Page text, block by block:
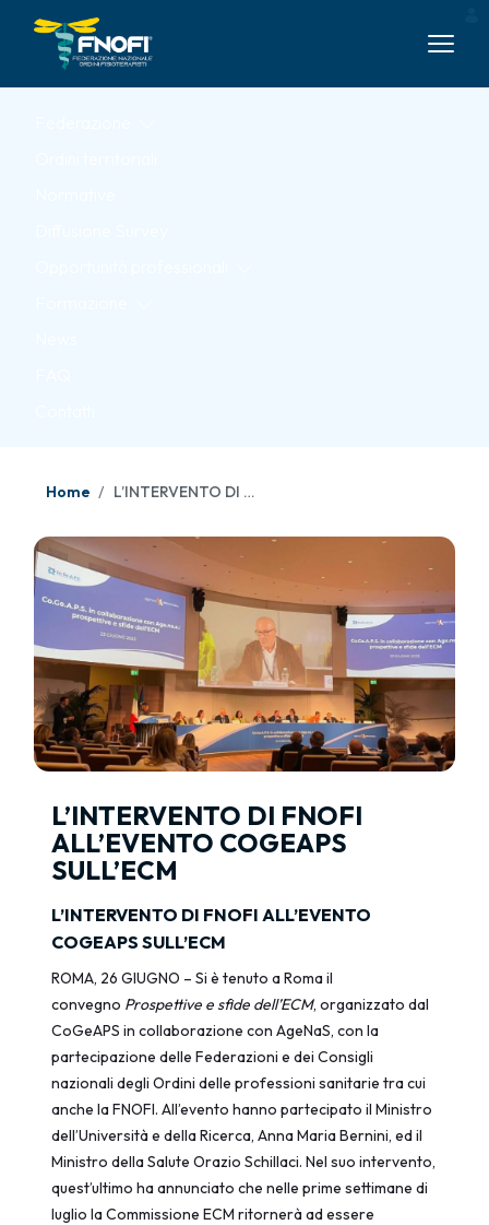
Skip to Main Content
Home L’INTERVENTO DI FNOFI ALL’EVENTO COGEAPS SULL’ECM
L’INTERVENTO DI FNOFI
ALL’EVENTO COGEAPS
SULL’ECM
L’INTERVENTO DI FNOFI ALL’EVENTO
COGEAPS SULL’ECM
ROMA, 26 GIUGNO – Si è tenuto a Roma il
convegno Prospettive e sfide dell’ECM, organizzato dal
CoGeAPS in collaborazione con AgeNaS, con la
partecipazione delle Federazioni e dei Consigli
nazionali degli Ordini delle professioni sanitarie tra cui
anche la FNOFI. All’evento hanno partecipato il Ministro
dell’Università e della Ricerca, Anna Maria Bernini, ed il
Ministro della Salute Orazio Schillaci. Nel suo intervento,
quest’ultimo ha annunciato che nelle prime settimane di
luglio la Commissione ECM ritornerà ad essere